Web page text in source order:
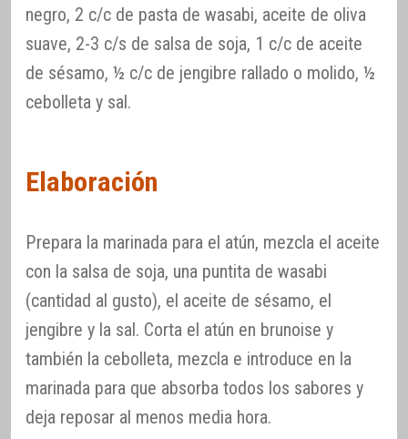
negro, 2 c/c de pasta de wasabi, aceite de oliva
suave, 2-3 c/s de salsa de soja, 1 c/c de aceite
de sésamo, ½ c/c de jengibre rallado o molido, ½
cebolleta y sal.
Elaboración
Prepara la marinada para el atún, mezcla el aceite
con la salsa de soja, una puntita de wasabi
(cantidad al gusto), el aceite de sésamo, el
jengibre y la sal. Corta el atún en brunoise y
también la cebolleta, mezcla e introduce en la
marinada para que absorba todos los sabores y
deja reposar al menos media hora.